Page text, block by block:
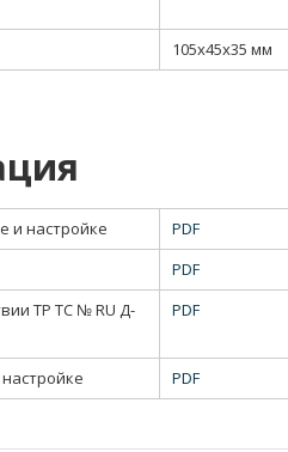
105х45х35 мм
и настройке
PDF
PDF
ТР TC № RU Д-
PDF
PDF